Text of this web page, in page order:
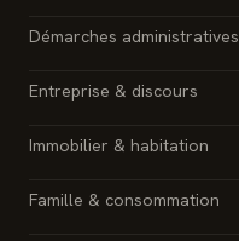
Démarches administratives
Entreprise & discours
Immobilier & habitation
Famille & consommation